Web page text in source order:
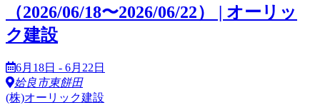
（2026/06/18〜2026/06/22） | オーリッ
ク建設
6月18日 - 6月22日
姶良市東餅田
(株)オーリック建設